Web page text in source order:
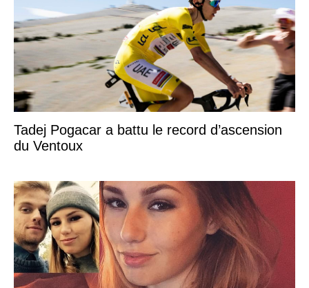
Tadej Pogacar a battu le record d’ascension
du Ventoux